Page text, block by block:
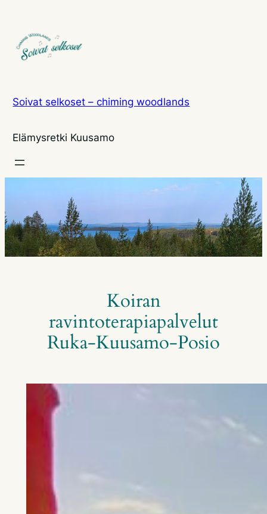
Soivat selkoset – chiming woodlands
Elämysretki Kuusamo
Koiran
ravintoterapiapalvelut
Ruka-Kuusamo-Posio